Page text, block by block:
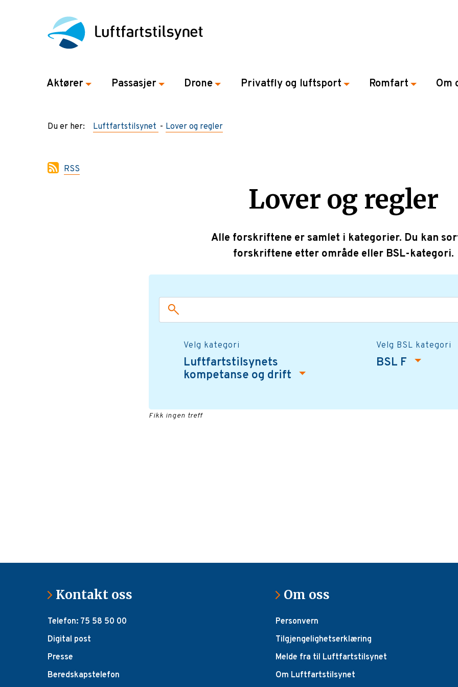
Aktører Passasjer Drone Privatfly og luftsport Romfart Om
Du er her: Luftfartstilsynet Lover og regler
RSS
Lover og regler
Alle forskriftene er samlet i kategorier. Du kan
forskriftene etter område eller BSL-kategori.
Velg kategori
Luftfartstilsynets
kompetanse og drift
Velg BSL kategori
BSL F
Fikk ingen treff
Kontakt oss
Telefon: 75 58 50 00
Digital post
Presse
Beredskapstelefon
Om oss
Personvern
Tilgjengelighetserklæring
Melde fra til Luftfartstilsynet
Om Luftfartstilsynet